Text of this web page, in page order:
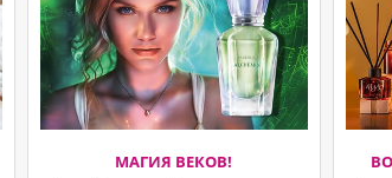
МАГИЯ ВЕКОВ!